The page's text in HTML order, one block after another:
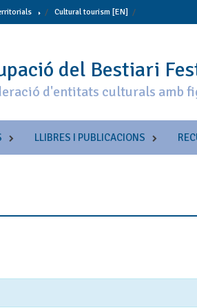
Cultural tourism [EN]
del Bestiari
d'entitats culturals amb
LLIBRES I PUBLICACIONS